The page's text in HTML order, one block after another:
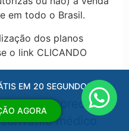
em todo o Brasil.
dos planos
o link CLICANDO
eu preciso
médico
EM 20 SEGUNDOS
AGORA